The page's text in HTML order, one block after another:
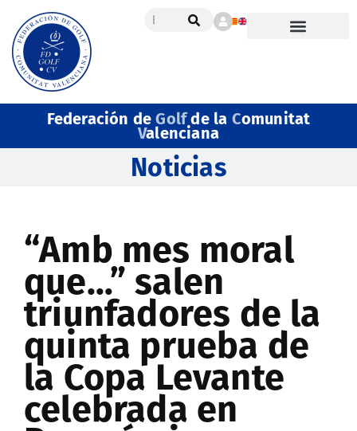
Federación deGolfde la Comunitat
Valenciana
Noticias
“Amb mes moral
que…” salen
triunfadores de la
quinta prueba de
la Copa Levante
celebrada en